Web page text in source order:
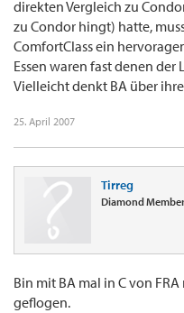
direkten Vergleich zu
zu Condor hingt) hatte,
ComfortClass ein
Essen waren fast denen
Vielleicht denkt BA über
25. April 2007
Tirreg
Diamond Member
Bin mit BA mal in C von
geflogen.